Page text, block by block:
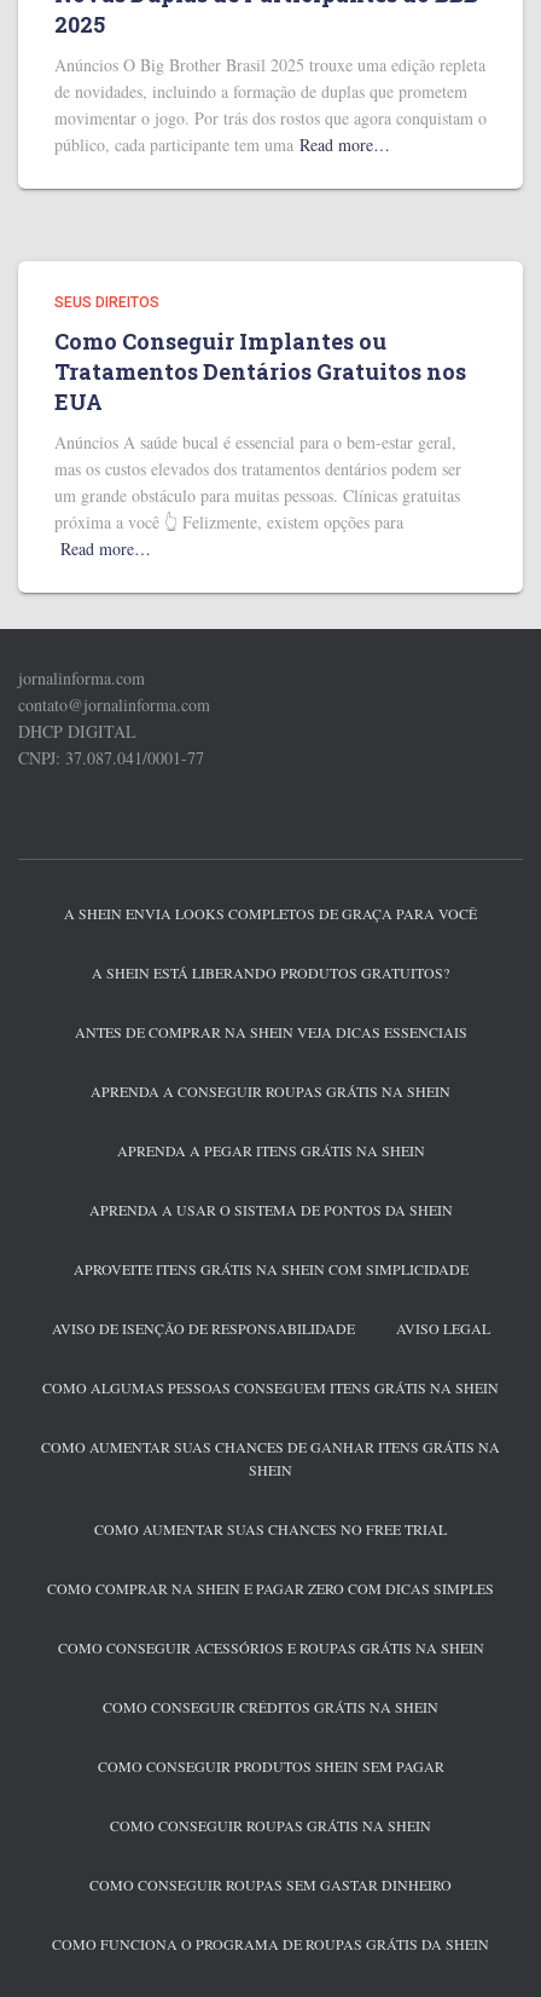
2025
Anúncios O Big Brother Brasil 2025 trouxe uma edição repleta
de novidades, incluindo a formação de duplas que prometem
movimentar o jogo. Por trás dos rostos que agora conquistam o
público, cada participante tem uma Read more…
SEUS DIREITOS
Como Conseguir Implantes ou
Tratamentos Dentários Gratuitos nos
EUA
Anúncios A saúde bucal é essencial para o bem-estar geral,
mas os custos elevados dos tratamentos dentários podem ser
um grande obstáculo para muitas pessoas. Clínicas gratuitas
próxima a você 👆 Felizmente, existem opções para
Read more…
jornalinforma.com
contato@jornalinforma.com
DHCP DIGITAL
CNPJ: 37.087.041/0001-77
A SHEIN ENVIA LOOKS COMPLETOS DE GRAÇA PARA VOCÊ
A SHEIN ESTÁ LIBERANDO PRODUTOS GRATUITOS?
ANTES DE COMPRAR NA SHEIN VEJA DICAS ESSENCIAIS
APRENDA A CONSEGUIR ROUPAS GRÁTIS NA SHEIN
APRENDA A PEGAR ITENS GRÁTIS NA SHEIN
APRENDA A USAR O SISTEMA DE PONTOS DA SHEIN
APROVEITE ITENS GRÁTIS NA SHEIN COM SIMPLICIDADE
AVISO DE ISENÇÃO DE RESPONSABILIDADE AVISO LEGAL
COMO ALGUMAS PESSOAS CONSEGUEM ITENS GRÁTIS NA SHEIN
COMO AUMENTAR SUAS CHANCES DE GANHAR ITENS GRÁTIS NA
SHEIN
COMO AUMENTAR SUAS CHANCES NO FREE TRIAL
COMO COMPRAR NA SHEIN E PAGAR ZERO COM DICAS SIMPLES
COMO CONSEGUIR ACESSÓRIOS E ROUPAS GRÁTIS NA SHEIN
COMO CONSEGUIR CRÉDITOS GRÁTIS NA SHEIN
COMO CONSEGUIR PRODUTOS SHEIN SEM PAGAR
COMO CONSEGUIR ROUPAS GRÁTIS NA SHEIN
COMO CONSEGUIR ROUPAS SEM GASTAR DINHEIRO
COMO FUNCIONA O PROGRAMA DE ROUPAS GRÁTIS DA SHEIN